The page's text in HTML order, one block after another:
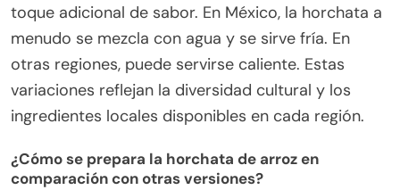
toque adicional de sabor. En México, la horchata a
menudo se mezcla con agua y se sirve fría. En
otras regiones, puede servirse caliente. Estas
variaciones reflejan la diversidad cultural y los
ingredientes locales disponibles en cada región.
¿Cómo se prepara la horchata de arroz en
comparación con otras versiones?